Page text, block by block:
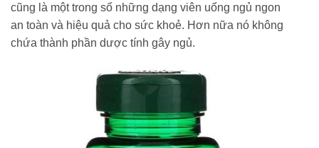
cũng là một trong số những dạng viên uống ngủ ngon
an toàn và hiệu quả cho sức khoẻ. Hơn nữa nó không
chứa thành phần dược tính gây ngủ.